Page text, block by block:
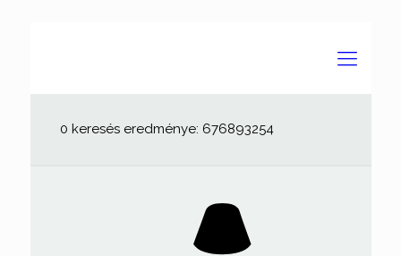
0 keresés eredménye: 676893254